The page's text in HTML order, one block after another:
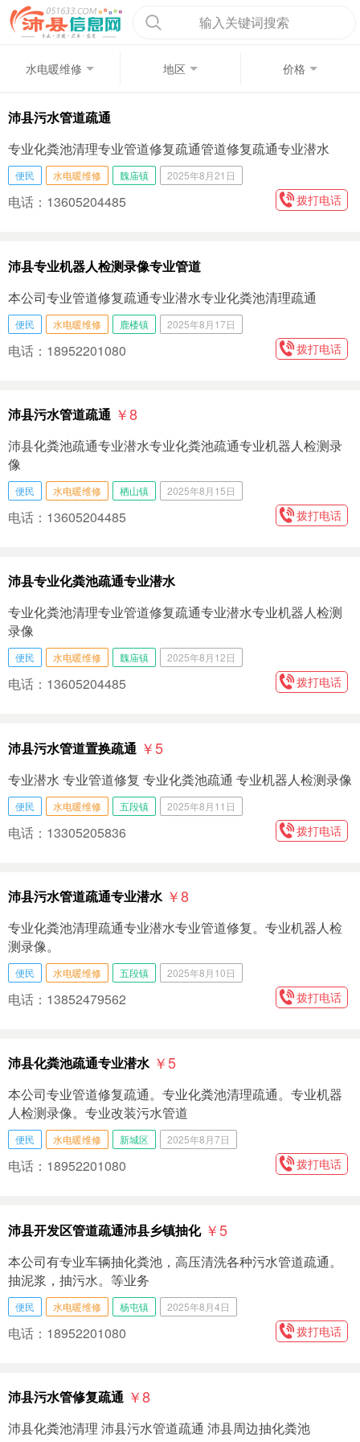
输入关键词搜索
水电暖维修 地区 价格
沛县污水管道疏通
专业化粪池清理专业管道修复疏通管道修复疏通专业潜水
便民 水电暖维修 魏庙镇 2025年8月21日
电话：13605204485 拨打电话
沛县专业机器人检测录像专业管道
本公司专业管道修复疏通专业潜水专业化粪池清理疏通
便民 水电暖维修 鹿楼镇 2025年8月17日
电话：18952201080 拨打电话
沛县污水管道疏通 ￥8
沛县化粪池疏通专业潜水专业化粪池疏通专业机器人检测录
像
便民 水电暖维修 栖山镇 2025年8月15日
电话：13605204485 拨打电话
沛县专业化粪池疏通专业潜水
专业化粪池清理专业管道修复疏通专业潜水专业机器人检测
录像
便民 水电暖维修 魏庙镇 2025年8月12日
电话：13605204485 拨打电话
沛县污水管道置换疏通 ￥5
专业潜水 专业管道修复 专业化粪池疏通 专业机器人检测录像
便民 水电暖维修 五段镇 2025年8月11日
电话：13305205836 拨打电话
沛县污水管道疏通专业潜水 ￥8
专业化粪池清理疏通专业潜水专业管道修复。专业机器人检
测录像。
便民 水电暖维修 五段镇 2025年8月10日
电话：13852479562 拨打电话
沛县化粪池疏通专业潜水 ￥5
本公司专业管道修复疏通。专业化粪池清理疏通。专业机器
人检测录像。专业改装污水管道
便民 水电暖维修 新城区 2025年8月7日
电话：18952201080 拨打电话
沛县开发区管道疏通沛县乡镇抽化 ￥5
本公司有专业车辆抽化粪池，高压清洗各种污水管道疏通。
抽泥浆，抽污水。等业务
便民 水电暖维修 杨屯镇 2025年8月4日
电话：18952201080 拨打电话
沛县污水管修复疏通 ￥8
沛县化粪池清理 沛县污水管道疏通 沛县周边抽化粪池